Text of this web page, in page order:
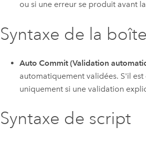
ou si une erreur se produit avant
Syntaxe de la
Auto Commit (Validation
automatiquement validées. S'il
uniquement si une validation
Syntaxe de script